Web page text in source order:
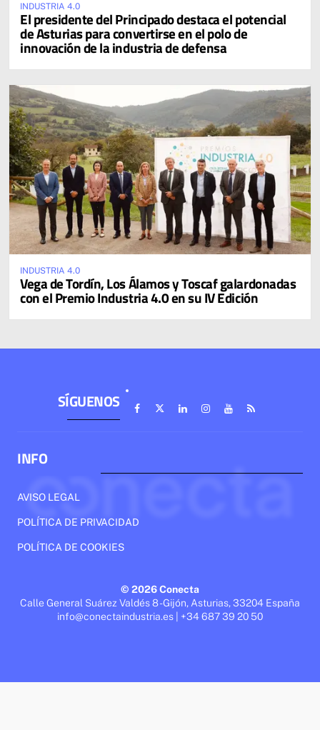
INDUSTRIA 4.0
El presidente del Principado destaca el potencial
de Asturias para convertirse en el polo de
innovación de la industria de defensa
INDUSTRIA 4.0
Vega de Tordín, Los Álamos y Toscaf galardonadas
con el Premio Industria 4.0 en su IV Edición
SÍGUENOS
INFO
AVISO LEGAL
POLÍTICA DE PRIVACIDAD
POLÍTICA DE COOKIES
© 2026 Conecta
Calle General Suárez Valdés 8 - Gijón, Asturias, 33204 España
info@conectaindustria.es | +34 687 39 20 50